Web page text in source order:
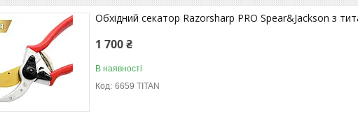
Обхідний секатор Razorsharp PRO Spear&Jackson з
1 700 ₴
В наявності
6659 TITAN